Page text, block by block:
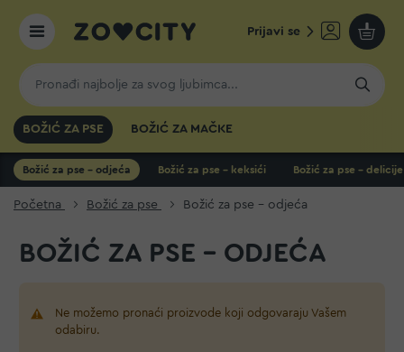
Prijavi se
Moja
BOŽIĆ ZA PSE BOŽIĆ ZA MAČKE
Božić za pse - odjeća Božić za pse - keksići Božić za pse - delicije
Početna Božić za pse Božić za pse - odjeća
BOŽIĆ ZA PSE - ODJEĆA
Ne možemo pronaći proizvode koji odgovaraju Vašem
odabiru.